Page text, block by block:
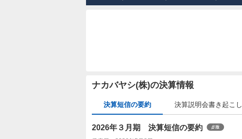
ナカバヤシ(株)の決算情報
決算短信の要約 決算説明会書き起こし
2026年３月期 決算短信の要約